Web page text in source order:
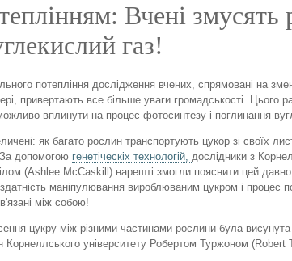
Вчені змусять
газ!
потепління дослідження вчених, спрямовані на
привертають все більше уваги громадськості. Цього
вплинути на процес фотосинтезу і поглинання
як багато рослин транспортують цукор зі своїх
За допомогою генетіческіх технологій, дослідники з
(Ashlee McCaskill) нарешті змогли пояснити цей
маніпулювання вироблюваним цукром і процес
між собою!
цукру між різними частинами рослини була
Корнеллського університету Робертом Туржоном (Robert